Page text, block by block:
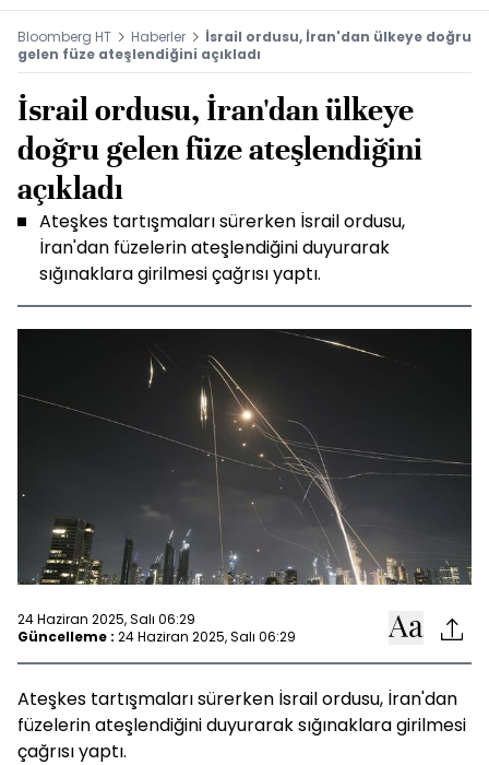
Bloomberg HT Haberler
İsrail ordusu, İran'dan ülkeye doğru
gelen füze ateşlendiğini açıkladı
İsrail ordusu, İran'dan ülkeye
doğru gelen füze ateşlendiğini
açıkladı
Ateşkes tartışmaları sürerken İsrail ordusu,
İran'dan füzelerin ateşlendiğini duyurarak
sığınaklara girilmesi çağrısı yaptı.
24 Haziran 2025, Salı 06:29
Güncelleme : 24 Haziran 2025, Salı 06:29
Ateşkes tartışmaları sürerken İsrail ordusu, İran'dan
füzelerin ateşlendiğini duyurarak sığınaklara girilmesi
çağrısı yaptı.